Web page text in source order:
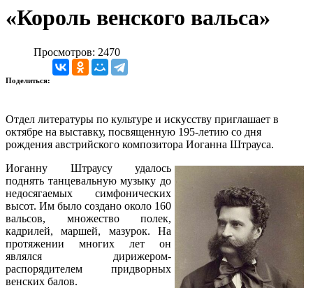
«Король венского вальса»
Просмотров: 2470
Поделиться:
Отдел литературы по культуре и искусству приглашает в
октябре на выставку, посвященную 195-летию со дня
рождения австрийского композитора Иоганна Штрауса.
Иоганну Штраусу удалось
поднять танцевальную музыку до
недосягаемых симфонических
высот. Им было создано около 160
вальсов, множество полек,
кадрилей, маршей, мазурок. На
протяжении многих лет он
являлся дирижером-
распорядителем придворных
венских балов.